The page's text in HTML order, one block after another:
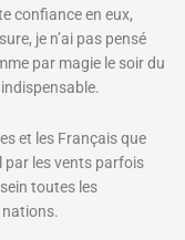
confiance en eux,
je n’ai pas pensé
par magie le soir du
et les Français que
par les vents parfois
toutes les
nations.